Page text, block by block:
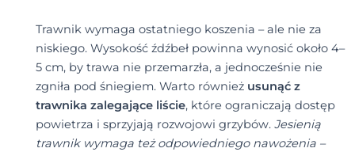
Trawnik wymaga ostatniego koszenia – ale nie za
niskiego. Wysokość źdźbeł powinna wynosić około 4–
5 cm, by trawa nie przemarzła, a jednocześnie nie
zgniła pod śniegiem. Warto również usunąć z
trawnika zalegające liście, które ograniczają dostęp
powietrza i sprzyjają rozwojowi grzybów. Jesienią
trawnik wymaga też odpowiedniego nawożenia –